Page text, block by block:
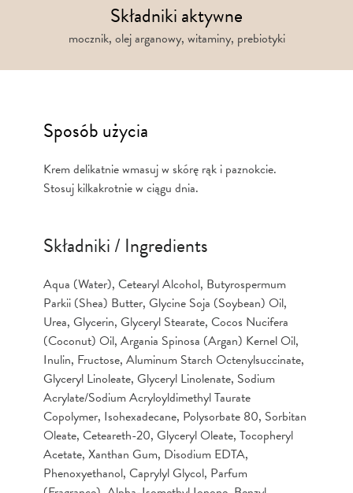
Składniki aktywne
mocznik, olej arganowy, witaminy, prebiotyki
Sposób użycia
Krem delikatnie wmasuj w skórę rąk i paznokcie.
Stosuj kilkakrotnie w ciągu dnia.
Składniki / Ingredients
Aqua (Water), Cetearyl Alcohol, Butyrospermum
Parkii (Shea) Butter, Glycine Soja (Soybean) Oil,
Urea, Glycerin, Glyceryl Stearate, Cocos Nucifera
(Coconut) Oil, Argania Spinosa (Argan) Kernel Oil,
Inulin, Fructose, Aluminum Starch Octenylsuccinate,
Glyceryl Linoleate, Glyceryl Linolenate, Sodium
Acrylate/Sodium Acryloyldimethyl Taurate
Copolymer, Isohexadecane, Polysorbate 80, Sorbitan
Oleate, Ceteareth-20, Glyceryl Oleate, Tocopheryl
Acetate, Xanthan Gum, Disodium EDTA,
Phenoxyethanol, Caprylyl Glycol, Parfum